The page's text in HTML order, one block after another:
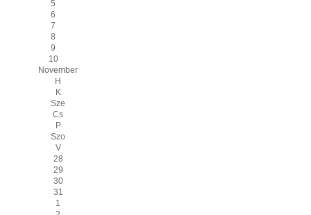
5
6
7
8
9
10
November
H
K
Sze
Cs
P
Szo
V
28
29
30
31
1